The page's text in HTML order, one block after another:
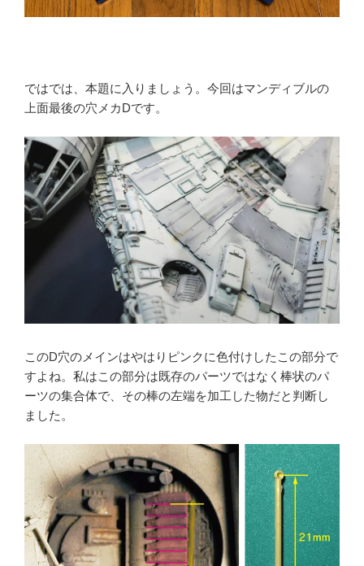
ではでは、本題に入りましょう。今回はマンディブルの
上面最後の穴メカDです。
このD穴のメインはやはりピンクに色付けしたこの部分で
すよね。私はこの部分は既存のパーツではなく棒状のパ
ーツの集合体で、その棒の左端を加工した物だと判断し
ました。